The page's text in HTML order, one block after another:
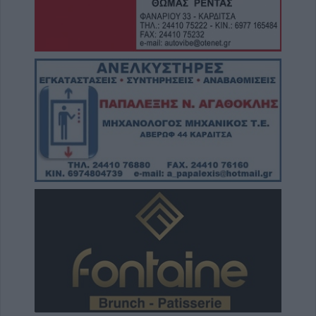
για τους ισχυρούς ανέμους και ριπές έως 9
μποφόρ τη Δευτέρα (10/8)
Με αργούς ρυθμούς οι εξελίξεις
μετεγκατάστασης του Λαμπερού - Τι
προβλέπει μελέτη υποστηρικτικών
διαδικασιών
Την Κυριακή 9 Αυγούστου κηδεία του
Κωνσταντίνου Θέου
Συλλήψεις σε Λάρισα, Μαγνησία και Τρίκαλα
για διατάραξη κοινής ησυχίας, παραβάσεις
στον αιγιαλό, ναρκωτικά και οδήγηση υπό
9 Αυγούστου 2026, 10:27
Διάθεση 1.800 νεοσσών και 235